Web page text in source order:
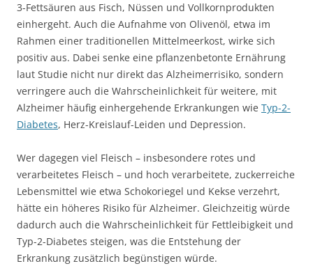
3-Fettsäuren aus Fisch, Nüssen und Vollkornprodukten
einhergeht. Auch die Aufnahme von Olivenöl, etwa im
Rahmen einer traditionellen Mittelmeerkost, wirke sich
positiv aus. Dabei senke eine pflanzenbetonte Ernährung
laut Studie nicht nur direkt das Alzheimerrisiko, sondern
verringere auch die Wahrscheinlichkeit für weitere, mit
Alzheimer häufig einhergehende Erkrankungen wie Typ-2-
Diabetes, Herz-Kreislauf-Leiden und Depression.
Wer dagegen viel Fleisch – insbesondere rotes und
verarbeitetes Fleisch – und hoch verarbeitete, zuckerreiche
Lebensmittel wie etwa Schokoriegel und Kekse verzehrt,
hätte ein höheres Risiko für Alzheimer. Gleichzeitig würde
dadurch auch die Wahrscheinlichkeit für Fettleibigkeit und
Typ-2-Diabetes steigen, was die Entstehung der
Erkrankung zusätzlich begünstigen würde.